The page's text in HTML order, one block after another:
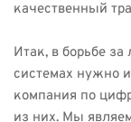
качественный
Итак, в борьбе
системах нужно
компания по
из них. Мы